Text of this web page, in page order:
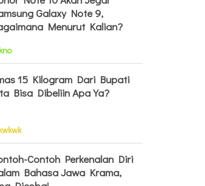
Galaxy Note 9,
Menurut Kalian?
15 Kilogram Dari Bupati
Bisa Dibeliin Apa Ya?
Contoh Perkenalan Diri
Bahasa Jawa Krama,